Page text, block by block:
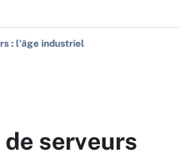
: l'âge industriel
serveurs